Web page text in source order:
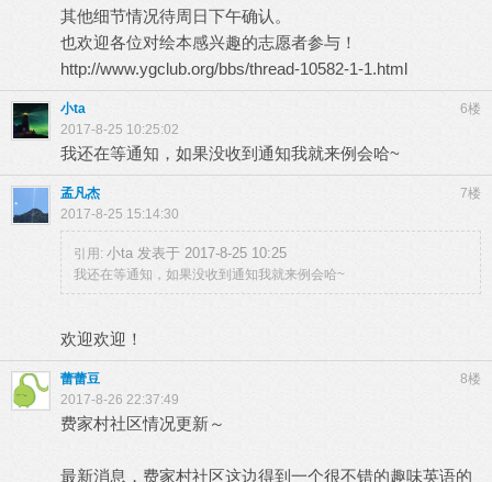
其他细节情况待周日下午确认。
也欢迎各位对绘本感兴趣的志愿者参与！
http://www.ygclub.org/bbs/thread-10582-1-1.html
6楼
小ta
2017-8-25 10:25:02
我还在等通知，如果没收到通知我就来例会哈~
7楼
孟凡杰
2017-8-25 15:14:30
引用: 小ta 发表于 2017-8-25 10:25
我还在等通知，如果没收到通知我就来例会哈~
欢迎欢迎！
8楼
蕾蕾豆
2017-8-26 22:37:49
费家村社区情况更新～
最新消息，费家村社区这边得到一个很不错的趣味英语的